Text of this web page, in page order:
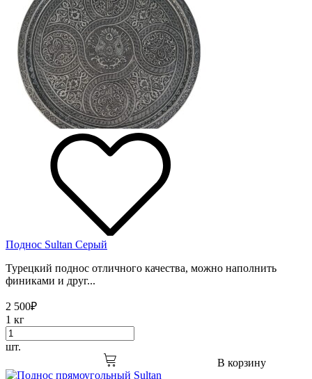
Поднос Sultan Серый
Турецкий поднос отличного качества, можно наполнить
финиками и друг...
2 500₽
1 кг
шт.
В корзину